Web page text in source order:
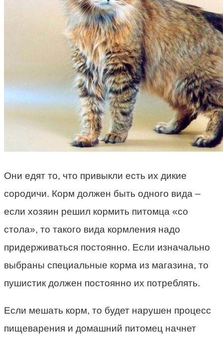
Они едят то, что привыкли есть их дикие
сородичи. Корм должен быть одного вида –
если хозяин решил кормить питомца «со
стола», то такого вида кормления надо
придерживаться постоянно. Если изначально
выбраны специальные корма из магазина, то
пушистик должен постоянно их потреблять.
Если мешать корм, то будет нарушен процесс
пищеварения и домашний питомец начнет